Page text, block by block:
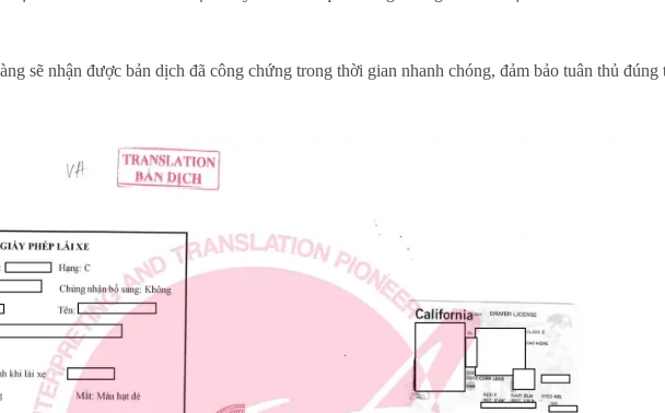
sẽ nhận được bản dịch đã công chứng trong thời gian nhanh chóng, đảm bảo tuân thủ đúng